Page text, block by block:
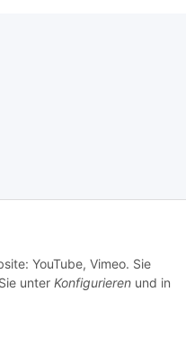
YouTube, Vimeo. Sie
unter Konfigurieren und in